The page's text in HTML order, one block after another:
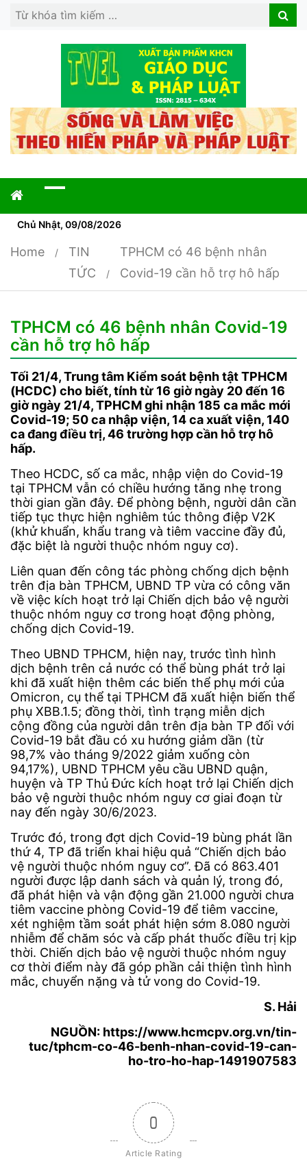
Search
Search
Chủ Nhật, 09/08/2026
Home
TIN
TỨC
TPHCM có 46 bệnh nhân
Covid-19 cần hỗ trợ hô hấp
TPHCM có 46 bệnh nhân Covid-19
cần hỗ trợ hô hấp
Tối 21/4, Trung tâm Kiểm soát bệnh tật TPHCM
(HCDC) cho biết, tính từ 16 giờ ngày 20 đến 16
giờ ngày 21/4, TPHCM ghi nhận 185 ca mắc mới
Covid-19; 50 ca nhập viện, 14 ca xuất viện, 140
ca đang điều trị, 46 trường hợp cần hỗ trợ hô
hấp.
Theo HCDC, số ca mắc, nhập viện do Covid-19
tại TPHCM vẫn có chiều hướng tăng nhẹ trong
thời gian gần đây. Để phòng bệnh, người dân cần
tiếp tục thực hiện nghiêm túc thông điệp V2K
(khử khuẩn, khẩu trang và tiêm vaccine đầy đủ,
đặc biệt là người thuộc nhóm nguy cơ).
Liên quan đến công tác phòng chống dịch bệnh
trên địa bàn TPHCM, UBND TP vừa có công văn
về việc kích hoạt trở lại Chiến dịch bảo vệ người
thuộc nhóm nguy cơ trong hoạt động phòng,
chống dịch Covid-19.
Theo UBND TPHCM, hiện nay, trước tình hình
dịch bệnh trên cả nước có thể bùng phát trở lại
khi đã xuất hiện thêm các biến thể phụ mới của
Omicron, cụ thể tại TPHCM đã xuất hiện biến thể
phụ XBB.1.5; đồng thời, tình trạng miễn dịch
cộng đồng của người dân trên địa bàn TP đối với
Covid-19 bắt đầu có xu hướng giảm dần (từ
98,7% vào tháng 9/2022 giảm xuống còn
94,17%), UBND TPHCM yêu cầu UBND quận,
huyện và TP Thủ Đức kích hoạt trở lại Chiến dịch
bảo vệ người thuộc nhóm nguy cơ giai đoạn từ
nay đến ngày 30/6/2023.
Trước đó, trong đợt dịch Covid-19 bùng phát lần
thứ 4, TP đã triển khai hiệu quả “Chiến dịch bảo
vệ người thuộc nhóm nguy cơ”. Đã có 863.401
người được lập danh sách và quản lý, trong đó,
đã phát hiện và vận động gần 21.000 người chưa
tiêm vaccine phòng Covid-19 để tiêm vaccine,
xét nghiệm tầm soát phát hiện sớm 8.080 người
nhiễm để chăm sóc và cấp phát thuốc điều trị kịp
thời. Chiến dịch bảo vệ người thuộc nhóm nguy
cơ thời điểm này đã góp phần cải thiện tình hình
mắc, chuyển nặng và tử vong do Covid-19.
S. Hải
NGUỒN: https://www.hcmcpv.org.vn/tin-
tuc/tphcm-co-46-benh-nhan-covid-19-can-
ho-tro-ho-hap-1491907583
0
Article Rating